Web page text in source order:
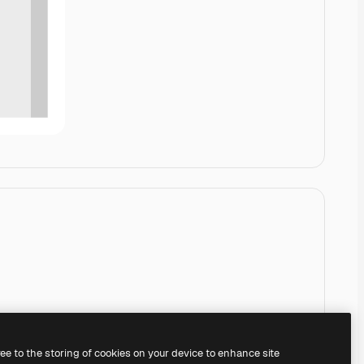
to the storing of cookies on your device to enhance site